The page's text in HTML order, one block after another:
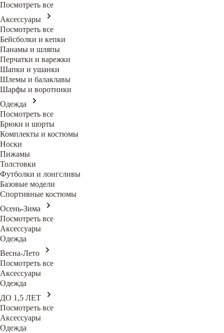
Посмотреть все
Аксессуары
Посмотреть все
Бейсболки и кепки
Панамы и шляпы
Перчатки и варежки
Шапки и ушанки
Шлемы и балаклавы
Шарфы и воротники
Одежда
Посмотреть все
Брюки и шорты
Комплекты и костюмы
Носки
Пижамы
Толстовки
Футболки и лонгсливы
Базовые модели
Спортивные костюмы
Осень-Зима
Посмотреть все
Аксессуары
Одежда
Весна-Лето
Посмотреть все
Аксессуары
Одежда
ДО 1,5 ЛЕТ
Посмотреть все
Аксессуары
Одежда